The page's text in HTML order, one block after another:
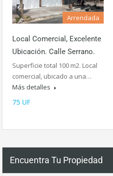
Arrendada
Local Comercial, Excelente
Ubicación. Calle Serrano.
Superficie total 100 m2. Local
comercial, ubicado a una…
Más detalles
75 UF
Encuentra Tu Propiedad